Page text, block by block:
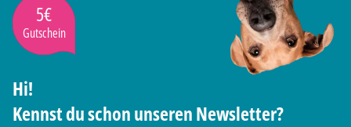
5€
Gutschein
Hi!
Kennst du schon unseren Newsletter?